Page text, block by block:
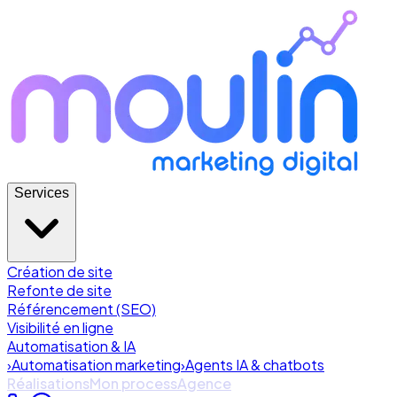
Services
Création de site
Refonte de site
Référencement (SEO)
Visibilité en ligne
Automatisation & IA
›Automatisation marketing›Agents IA & chatbots
RéalisationsMon processAgence